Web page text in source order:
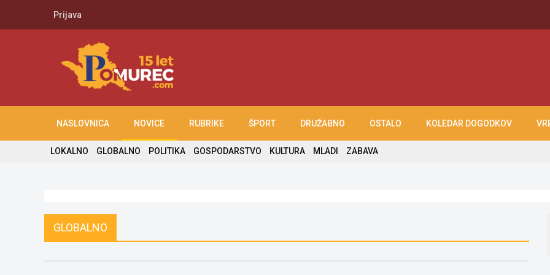
Prijava
NASLOVNICA NOVICE RUBRIKE ŠPORT DRUŽABNO OSTALO KOLEDAR DOGODKOV
LOKALNO GLOBALNO POLITIKA GOSPODARSTVO KULTURA MLADI ZABAVA
GLOBALNO